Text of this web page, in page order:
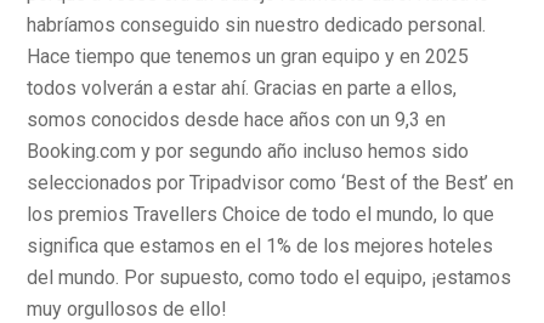
habríamos conseguido sin nuestro dedicado personal.
Hace tiempo que tenemos un gran equipo y en 2025
todos volverán a estar ahí. Gracias en parte a ellos,
somos conocidos desde hace años con un 9,3 en
Booking.com y por segundo año incluso hemos sido
seleccionados por Tripadvisor como ‘Best of the Best’ en
los premios Travellers Choice de todo el mundo, lo que
significa que estamos en el 1% de los mejores hoteles
del mundo. Por supuesto, como todo el equipo, ¡estamos
muy orgullosos de ello!